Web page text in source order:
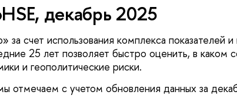
декабрь 2025
счет использования комплекса показателей
25 лет позволяет быстро оценить, в каком
и геополитические риски.
отмечаем с учетом обновления данных за